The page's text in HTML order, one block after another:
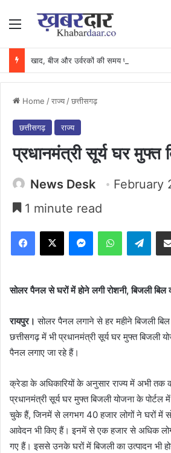
Menu
Home /राज्य /छत्तीसगढ़
छत्तीसगढ़ राज्य
प्रधानमंत्री सूर्य घर मुफ्त
News Desk
February
1 minute read
Facebook
X MessengerWhatsApp
सोलर पैनल से घरों में होने लगी रोशनी, बिजली बिल
रायपुर। सोलर पैनल लगाने से हर महीने बिजली
छत्तीसगढ़ में भी प्रधानमंत्री सूर्य घर मुफ्त बिजली
पैनल लगाए जा रहे हैं।
क्रेडा के अधिकारियों के अनुसार राज्य में अभी तक
प्रधानमंत्री सूर्य घर मुफ्त बिजली योजना के
चुके हैं, जिनमें से लगभग 40 हजार लोगों ने घरों में
आवेदन भी किए हैं। इनमें से एक हजार से अधिक
गए हैं। इससे उनके घरों में बिजली का उत्पादन भी